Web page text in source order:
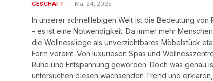
GESCHÄFT Mai 24, 2025
In unserer schnelllebigen Welt ist die Bedeutung von
– es ist eine Notwendigkeit. Da immer mehr
die Wellnessliege als unverzichtbares Möbelstück
Form vereint. Von luxuriösen Spas und
Ruhe und Entspannung geworden. Doch was
untersuchen diesen wachsenden Trend und